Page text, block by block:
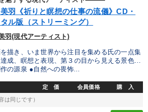
羽《祈りと瞑想の仕事の流儀》CD・
ル版（ストリーミング）
羽(現代アーティスト)
描き、いま世界から注目を集める氏の一点集
成、瞑想と表現、第３の目から見える景色…
の源泉 ●自然への畏怖...
定 価 会員価格 購 入
は同じです）